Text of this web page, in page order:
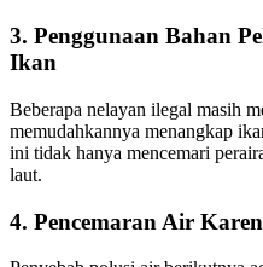
3. Penggunaan Bahan
Ikan
Beberapa nelayan ilegal masih
memudahkannya menangkap
ini tidak hanya mencemari
laut.
4. Pencemaran Air